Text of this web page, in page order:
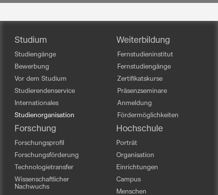
Studium
Studiengänge
Bewerbung
Vor dem Studium
Studierendenservice
Internationales
Studienorganisation
Weiterbildung
Fernstudieninstitut
Fernstudiengänge
Zertifikatskurse
Präsenzseminare
Anmeldung
Fördermöglichkeiten
Forschung
Forschungsprofil
Forschungsförderung
Technologietransfer
Wissenschaftlicher
Nachwuchs
Hochschule
Porträt
Organisation
Einrichtungen
Campus
Menschen